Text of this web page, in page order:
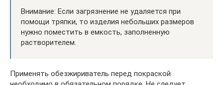
Внимание: Если загрязнение не удаляется при
помощи тряпки, то изделия небольших размеров
нужно поместить в емкость, заполненную
растворителем.
Применять обезжириватель перед покраской